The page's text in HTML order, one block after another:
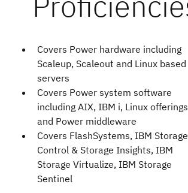
Covers Power hardware including
Scaleup, Scaleout and Linux based
servers
Covers Power system software
including AIX, IBM i, Linux offerings
and Power middleware
Covers FlashSystems, IBM Storage
Control & Storage Insights, IBM
Storage Virtualize, IBM Storage
Sentinel